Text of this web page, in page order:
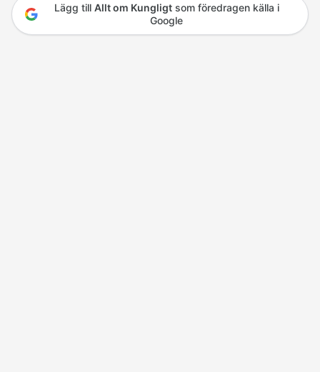
Lägg till Allt om Kungligtsom föredragen källa i
Google